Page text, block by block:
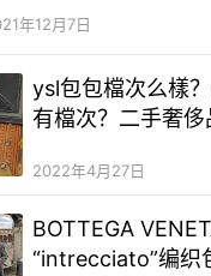
右起：朗格行政总裁
、朗格中东品牌总
年12月7日
ysl包包檔次么樣
有檔次？二手奢侈
2022年4月27日
BOTTEGA
“intrecciato”编织